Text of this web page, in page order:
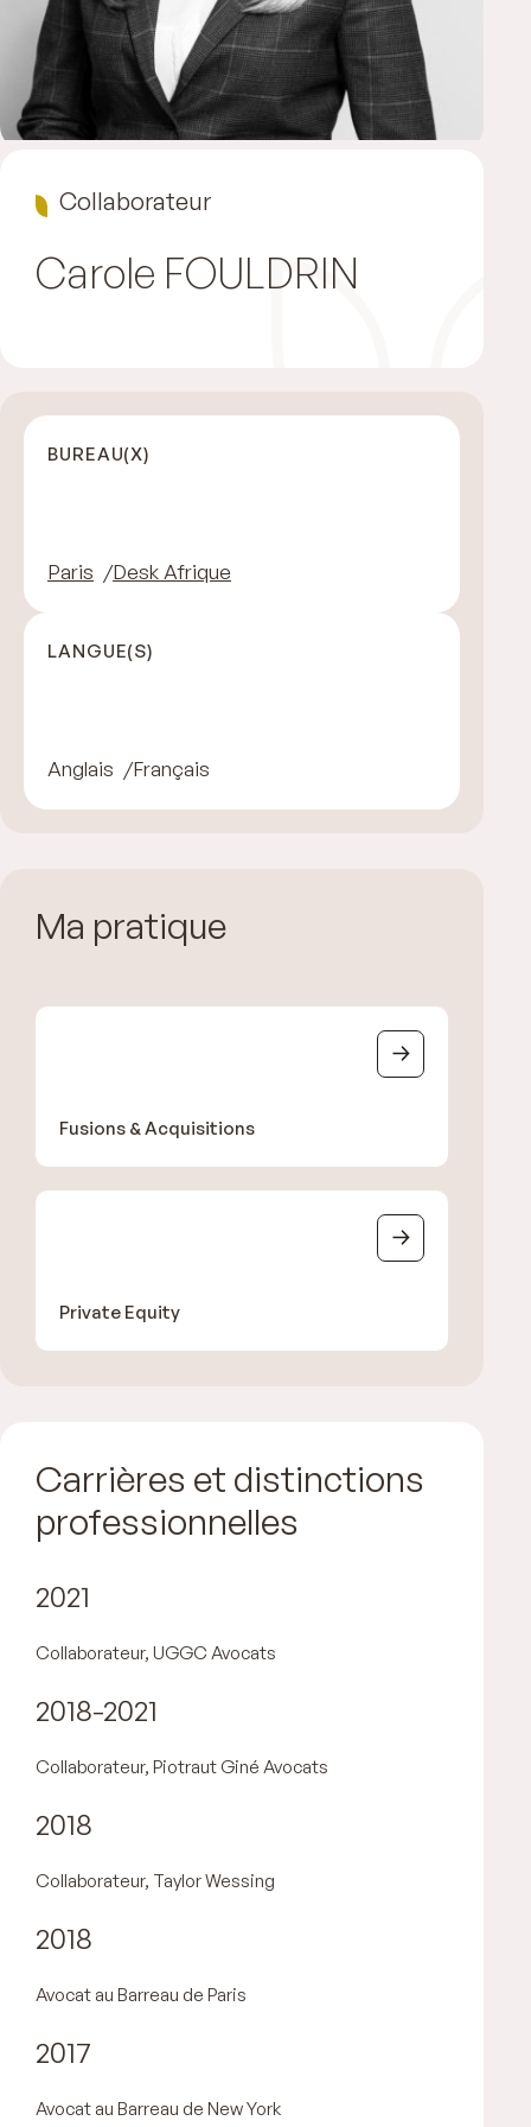
Collaborateur
Carole FOULDRIN
BUREAU(X)
Paris Desk Afrique
LANGUE(S)
Anglais Français
Ma pratique
Fusions & Acquisitions
Private Equity
Carrières et distinctions
professionnelles
2021
Collaborateur, UGGC Avocats
2018-2021
Collaborateur, Piotraut Giné Avocats
2018
Collaborateur, Taylor Wessing
2018
Avocat au Barreau de Paris
2017
Avocat au Barreau de New York